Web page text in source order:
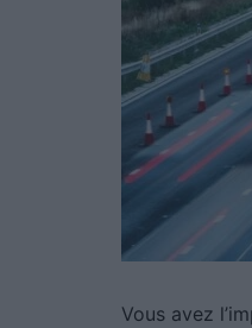
Vous avez